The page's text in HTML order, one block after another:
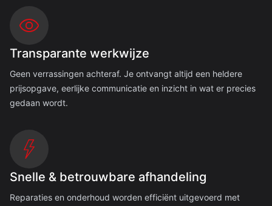
Transparante werkwijze
Geen verrassingen achteraf. Je ontvangt altijd een heldere
prijsopgave, eerlijke communicatie en inzicht in wat er precies
gedaan wordt.
Snelle & betrouwbare afhandeling
Reparaties en onderhoud worden efficiënt uitgevoerd met